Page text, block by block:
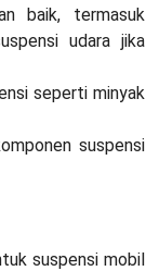
baik, termasuk
udara jika
seperti minyak
suspensi
suspensi mobil